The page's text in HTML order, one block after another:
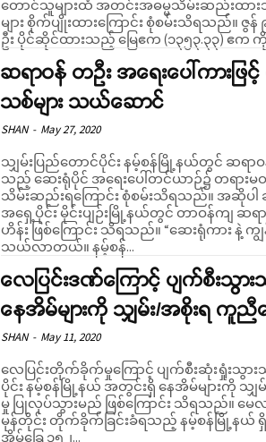
တောင်သူများထံ အတင်းအဓမ္မသိမ်းဆည်းထား
များ စိုက်ပျိုးထားကြောင်း စုံစမ်းသိရသည်။ ဇွန် ၉ ရက်တွင် တောင်သူ ၆၄
ဦး ပိုင်ဆိုင်ထားသည့် မြေဧက (၁၃၅၃.၃၃) ဧက
ဆရာဝန် တဦး အရေးပေါ်ကားဖြင့်
သစ်များ သယ်ဆောင်
SHAN - May 27, 2020
သျှမ်းပြည်တောင်ပိုင်း နမ့်စန်မြို့နယ်တွင် ဆရာဝ
သည့် ဆေးရုံပိုင် အရေးပေါ်တင်ယာဉ်၌ တရားမဝ
သိမ်းဆည်းရကြောင်း စုံစမ်းသိရသည်။ အဆိုပါ ဆရာဝန်သည် သျှမ်းပြည်
အရှေ့ပိုင်း မိုင်းပျဉ်းမြို့နယ်တွင် တာဝန်ကျ ဆရ
ဟိန်း ဖြစ်ကြောင်း သိရသည်။ “ဆေးရုံကား နဲ့ ကျွန်းတံခါးရွက် ၉ ရွက်
သယ်လာတယ်။ နမ့်စန်...
လေပြင်းဒဏ်ကြောင့် ပျက်စီးသွာ
နေအိမ်များကို သျှမ်း/အစိုးရ ကူ
SHAN - May 11, 2020
လေပြင်းတိုက်ခိုက်မှုကြောင့် ပျက်စီးဆုံးရှုံးသွာ
ပိုင်း နမ့်စန်မြို့နယ် အတွင်းရှိ နေအိမ်များကို သ
မှု ပြုလုပ်သွားမည် ဖြစ်ကြောင်း သိရသည်။ မေလ ၁၀ ရက် က လေပြင်း
မုန်တိုင်း တိုက်ခိုက်ခြင်းခံရသည့် နမ့်စန်မြို့နယ် ရှိ
အိမ်ခြေ ၁၅၂...